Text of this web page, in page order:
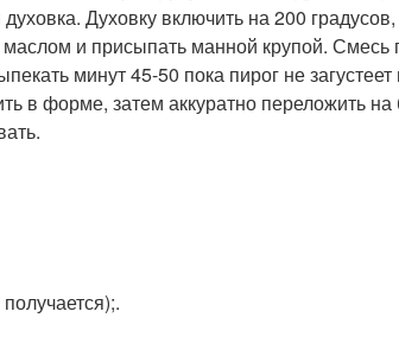
Духовку включить на 200
и присыпать манной крупой. Смесь
минут 45-50 пока пирог не загустеет
в форме, затем аккуратно переложить